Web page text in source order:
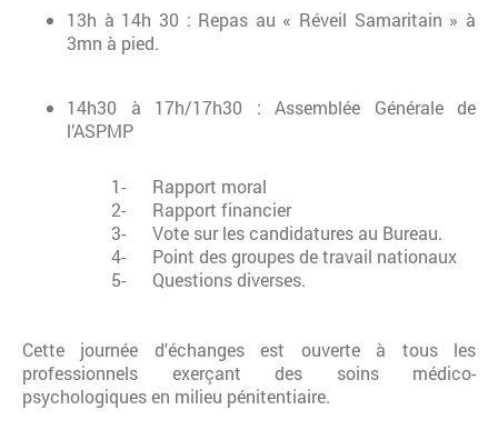
13h à 14h 30 : Repas au « Réveil Samaritain » à
3mn à pied.
14h30 à 17h/17h30 : Assemblée Générale de
l’ASPMP
1- Rapport moral
2- Rapport financier
3- Vote sur les candidatures au Bureau.
4- Point des groupes de travail nationaux
5- Questions diverses.
Cette journée d'échanges est ouverte à tous les
professionnels exerçant des soins médico-
psychologiques en milieu pénitentiaire.